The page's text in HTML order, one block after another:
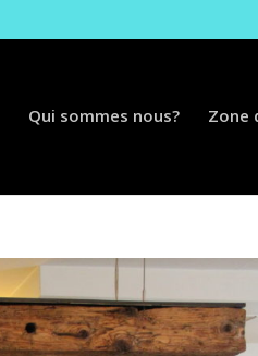
Qui sommes nous? Zone